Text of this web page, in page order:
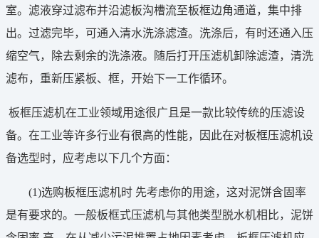
室。滤液穿过滤布并沿滤板沟槽流至板框边角通道，集中排
出。过滤完毕，可通入清水洗涤滤渣。洗涤后，有时还通入压
缩空气，除去剩余的洗涤液。随后打开压滤机卸除滤渣，清洗
滤布，重新压紧板、框，开始下一工作循环。
板框压滤机在工业领域用途很广且是一款比较传统的压滤设
备。在工业等许多行业有很高的性能，因此在对板框压滤机设
备选型时，应考虑以下几个方面：
(1)选购板框压滤机时 先考虑你的用途，这对泥饼含固率
是有要求的。一般板框式压滤机与其他类型脱水机相比，泥饼